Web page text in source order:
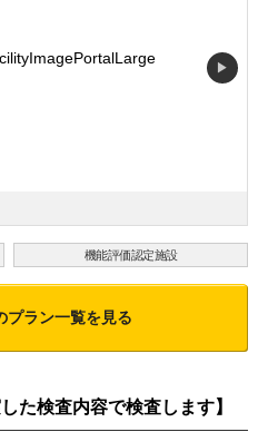
▶
機能評価認定施設
プラン一覧を見る
た検査内容で検査します】